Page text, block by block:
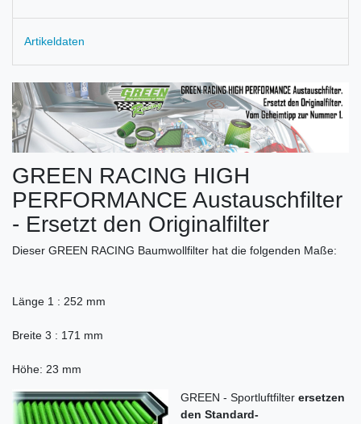
Artikeldaten
GREEN RACING HIGH
PERFORMANCE Austauschfilter
- Ersetzt den Originalfilter
Dieser GREEN RACING Baumwollfilter hat die folgenden Maße:
Länge 1 : 252 mm
Breite 3 : 171 mm
Höhe: 23 mm
GREEN - Sportluftfilter ersetzen
den Standard-